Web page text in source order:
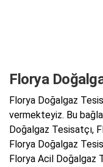
Florya
Florya Doğalgaz
vermekteyiz. Bu
Doğalgaz Tesisatçı,
Florya Doğalgaz
Florya Acil Doğalgaz